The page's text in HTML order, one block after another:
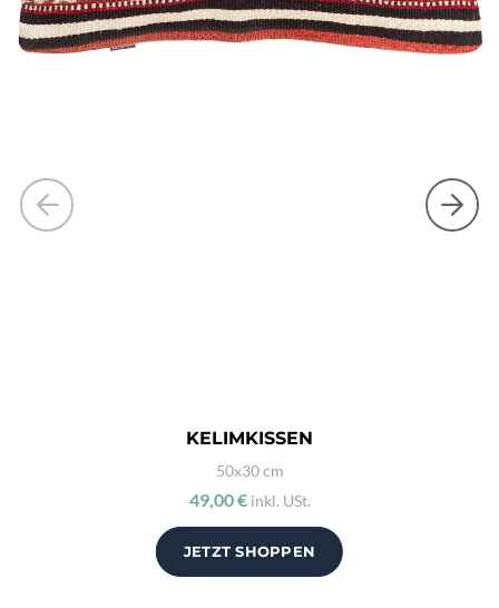
JETZT SHOPPEN
KELIMKISSEN
50x30 cm
49,00 € inkl. USt.